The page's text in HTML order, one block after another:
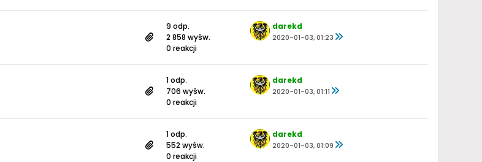
9 odp.
2 858 wyśw.
0 reakcji
darekd
2020-01-03, 01:23
1 odp.
706 wyśw.
0 reakcji
darekd
2020-01-03, 01:11
1 odp.
552 wyśw.
0 reakcji
darekd
2020-01-03, 01:09